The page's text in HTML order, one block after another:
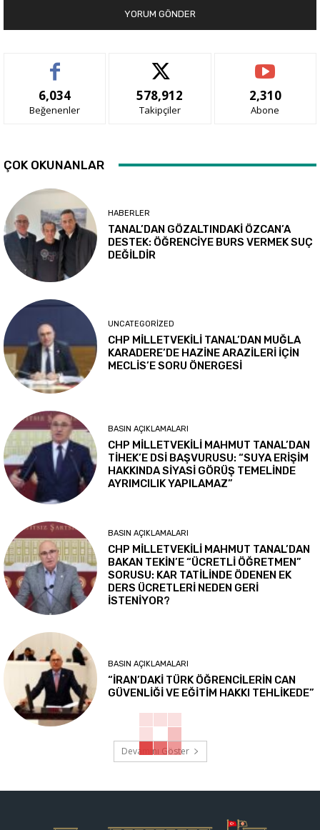
6,034
Beğenenler
578,912
Takipçiler
2,310
Abone
ÇOK OKUNANLAR
HABERLER
TANAL’DAN GÖZALTINDAKİ ÖZCAN’A
DESTEK: ÖĞRENCİYE BURS VERMEK SUÇ
DEĞİLDİR
UNCATEGORIZED
CHP MİLLETVEKİLİ TANAL’DAN MUĞLA
KARADERE’DE HAZİNE ARAZİLERİ İÇİN
MECLİS’E SORU ÖNERGESİ
BASIN AÇIKLAMALARI
CHP MİLLETVEKİLİ MAHMUT TANAL’DAN
TİHEK’E DSİ BAŞVURUSU: “SUYA ERİŞİM
HAKKINDA SİYASİ GÖRÜŞ TEMELİNDE
AYRIMCILIK YAPILAMAZ”
BASIN AÇIKLAMALARI
CHP MİLLETVEKİLİ MAHMUT TANAL’DAN
BAKAN TEKİN’E “ÜCRETLİ ÖĞRETMEN”
SORUSU: KAR TATİLİNDE ÖDENEN EK
DERS ÜCRETLERİ NEDEN GERİ
İSTENİYOR?
BASIN AÇIKLAMALARI
“İRAN’DAKİ TÜRK ÖĞRENCİLERİN CAN
GÜVENLİĞİ VE EĞİTİM HAKKI TEHLİKEDE”
Devamını Göster